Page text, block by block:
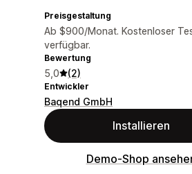
Preisgestaltung
Ab $900/Monat. Kostenloser
verfügbar.
Bewertung
5,0 (2)
Entwickler
Baqend GmbH
Installieren
Demo-Shop